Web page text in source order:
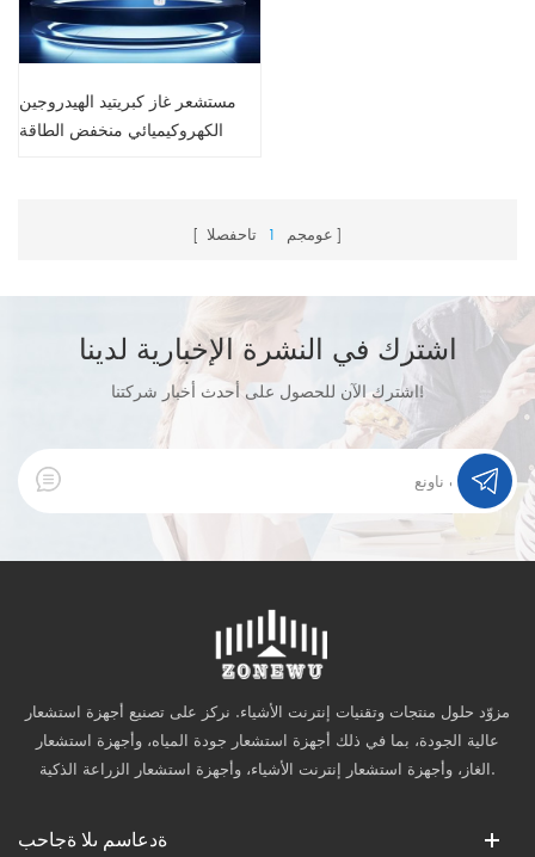
مستشعر غاز كبريتيد الهيدروجين
الكهروكيميائي منخفض الطاقة
عومجم 1 تاحفصلا
اشترك في النشرة الإخبارية لدينا
اشترك الآن للحصول على أحدث أخبار شركتنا!
مزوّد حلول منتجات وتقنيات إنترنت الأشياء. نركز على تصنيع أجهزة استشعار
عالية الجودة، بما في ذلك أجهزة استشعار جودة المياه، وأجهزة استشعار
الغاز، وأجهزة استشعار إنترنت الأشياء، وأجهزة استشعار الزراعة الذكية.
ةدعاسم ىلا ةجاحب